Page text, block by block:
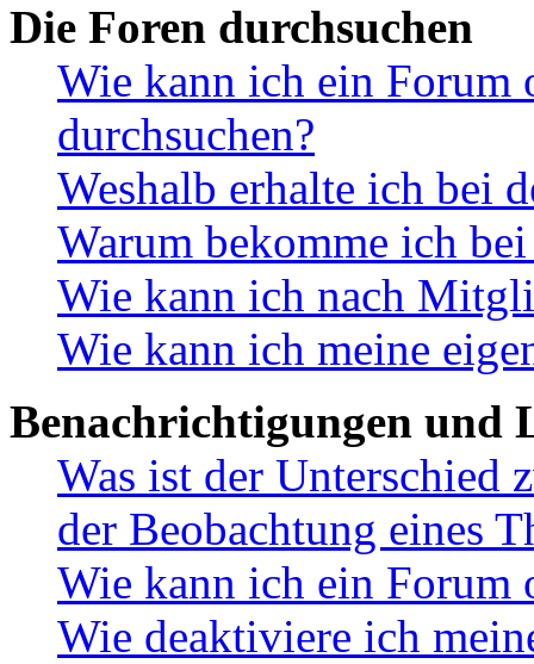
Die Foren durchsuchen
Wie kann ich ein Forum
durchsuchen?
Weshalb erhalte ich bei
Warum bekomme ich
Wie kann ich nach
Wie kann ich meine
Benachrichtigungen und
Was ist der Unterschied
der Beobachtung eines
Wie kann ich ein Forum
Wie deaktiviere ich